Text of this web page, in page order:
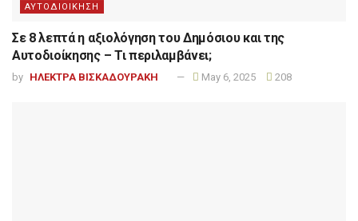
ΑΥΤΟΔΙΟΙΚΗΣΗ
Σε 8 λεπτά η αξιολόγηση του Δημόσιου και της
Αυτοδιοίκησης – Τι περιλαμβάνει;
by ΗΛΕΚΤΡΑ ΒΙΣΚΑΔΟΥΡΑΚΗ May 6, 2025 208